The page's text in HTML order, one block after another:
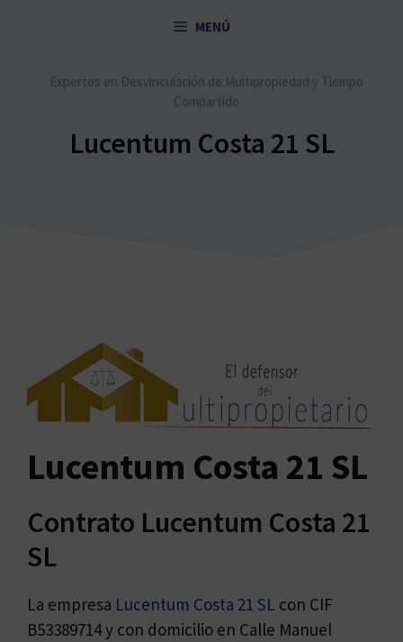
MENÚ
Expertos en Desvinculación de Multipropiedad y Tiempo
Compartido
Lucentum Costa 21 SL
Lucentum Costa 21 SL
Contrato Lucentum Costa 21
SL
La empresa Lucentum Costa 21 SL con CIF
B53389714 y con domicilio en Calle Manuel